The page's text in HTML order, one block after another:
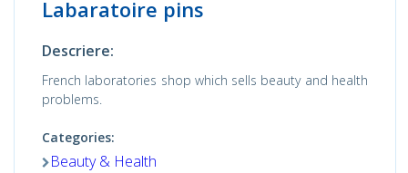
Labaratoire pins
Descriere:
French laboratories shop which sells beauty and health
problems.
Categories:
Beauty & Health